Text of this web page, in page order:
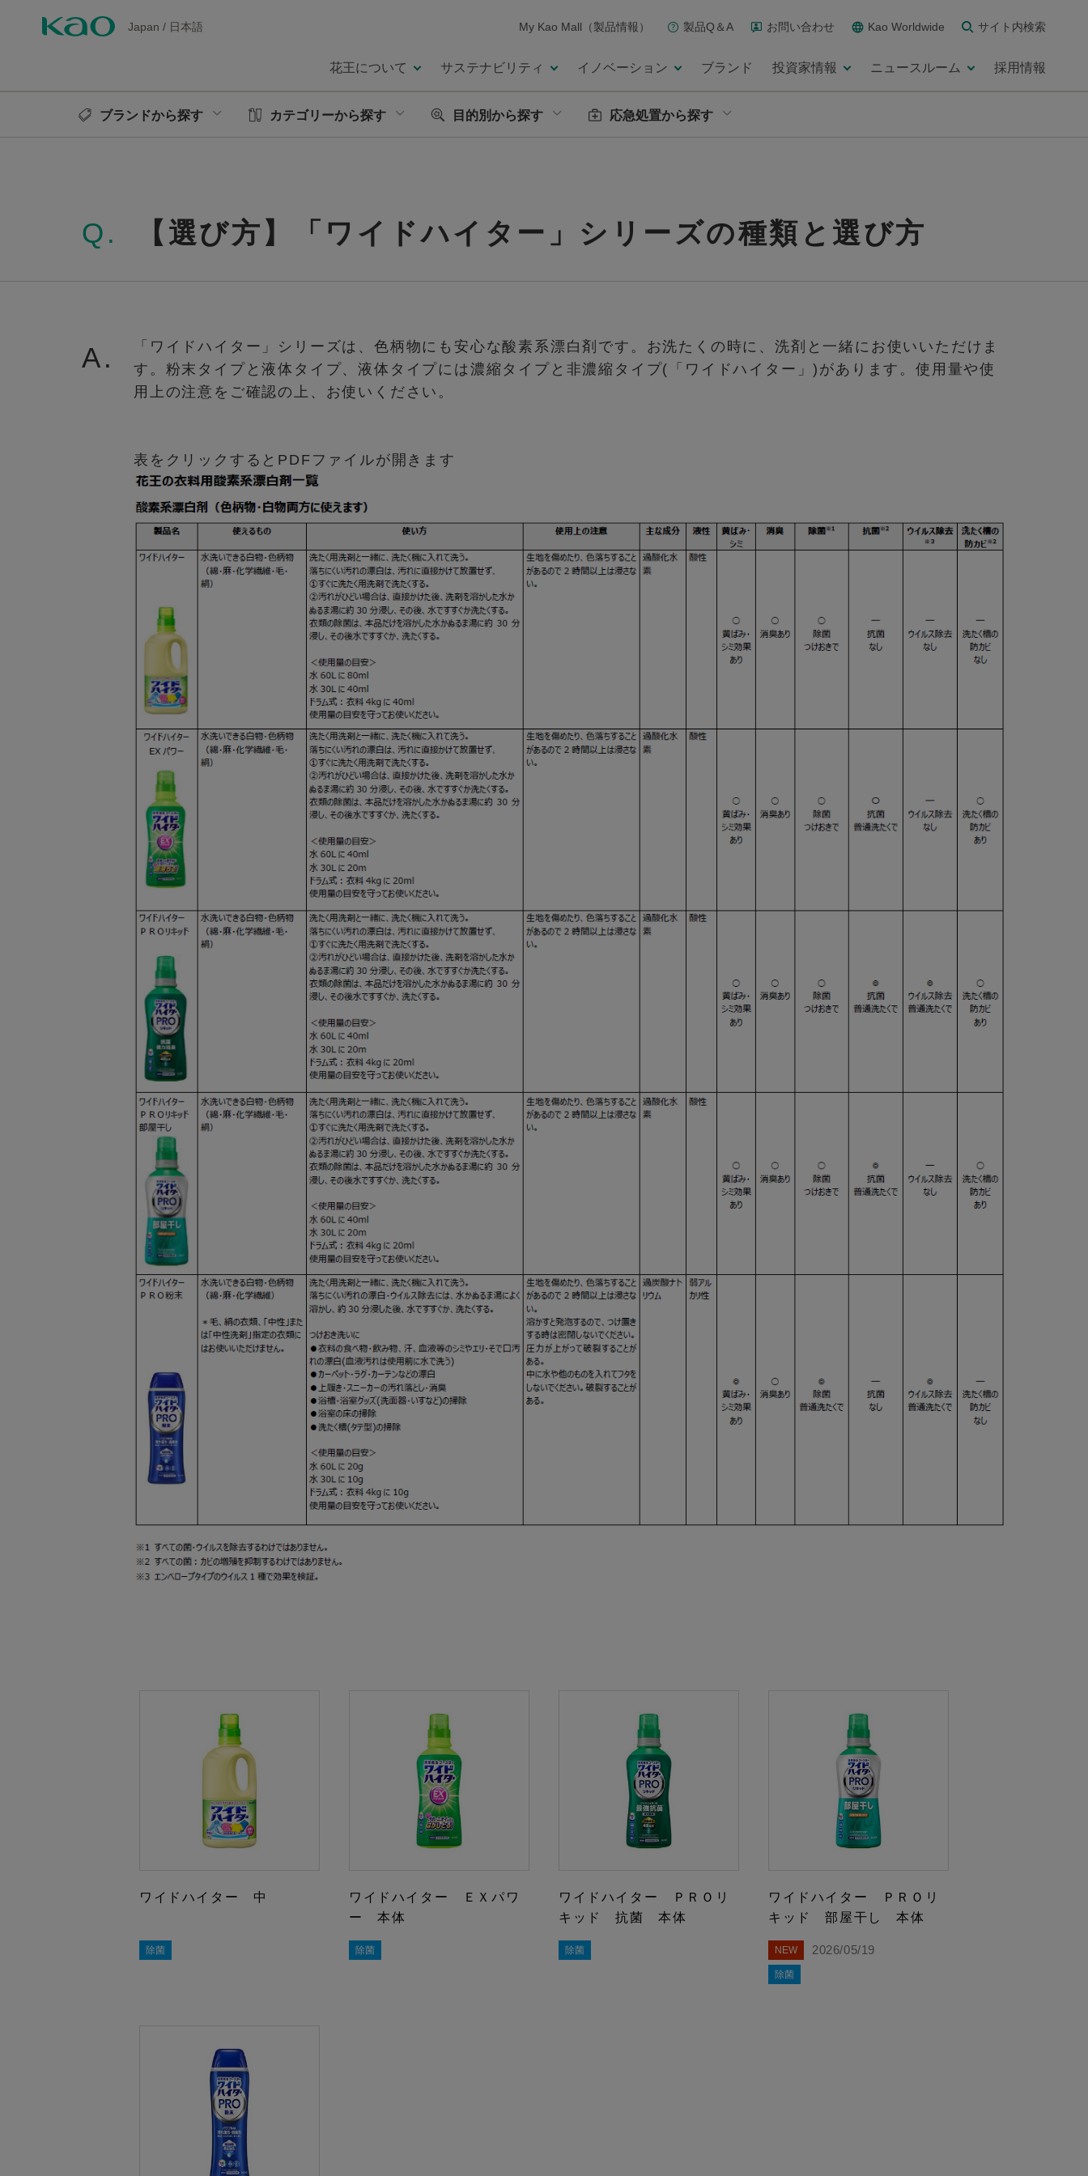
Japan / 日本語 My Kao Mall（製品情報） 製品Q＆A お問い合わせ Kao Worldwide サイト内検索
花王について サステナビリティ イノベーション ブランド 投資家情報 ニュースルーム 採用情報
ブランドから探す カテゴリーから探す 目的別から探す 応急処置から探す
Q. 【選び方】「ワイドハイター」シリーズの種類と選び方
A.
「ワイドハイター」シリーズは、色柄物にも安心な酸素系漂白剤です。お洗たくの時に、洗剤と一緒にお使いいただけま
す。粉末タイプと液体タイプ、液体タイプには濃縮タイプと非濃縮タイプ(「ワイドハイター」)があります。使用量や使
用上の注意をご確認の上、お使いください。
表をクリックするとPDFファイルが開きます
ワイドハイター 中
除菌
ワイドハイター ＥＸパワ
ー 本体
除菌
ワイドハイター ＰＲＯリ
キッド 抗菌 本体
除菌
ワイドハイター ＰＲＯリ
キッド 部屋干し 本体
NEW 2026/05/19
除菌